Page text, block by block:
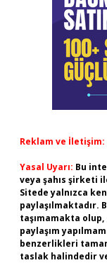
Reklam ve İletişim:
Yasal Uyarı: Bu
veya şahıs şirketi
Sitede yalnızca
paylaşılmaktadır.
taşımamakta
paylaşım
benzerlikleri
taslak halindedir